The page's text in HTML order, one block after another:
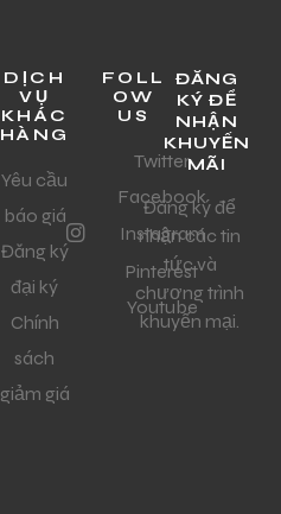
DỊCH
VỤ
KHÁC
HÀNG
Yêu cầu
báo giá
Đăng ký
đại ký
Chính
sách
giảm giá
FOLL
OW
US
Twitter
Facebook
Instagram
Pinterest
Youtube
ĐĂNG
KÝ ĐỂ
NHẬN
KHUYẾN
MÃI
Đăng ký để
nhận các tin
tức và
chương trình
khuyến mại.